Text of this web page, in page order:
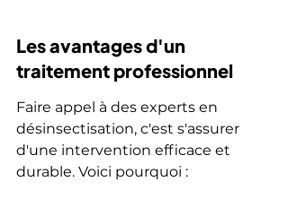
Les avantages d'un
traitement professionnel
Faire appel à des experts en
désinsectisation, c'est s'assurer
d'une intervention efficace et
durable. Voici pourquoi :